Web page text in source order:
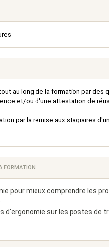
au long de la formation par
et/ou d'une attestation de
par la remise aux stagiaires
FORMATION
pour mieux comprendre les
d'ergonomie sur les postes de